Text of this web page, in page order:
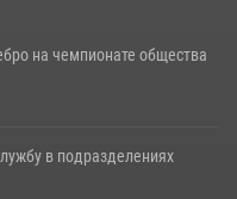
на чемпионате общества
в подразделениях